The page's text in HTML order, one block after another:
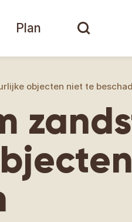
Plan
objecten niet te